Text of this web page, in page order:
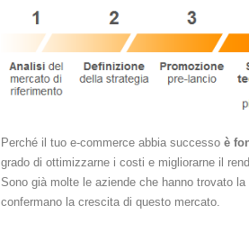
Perché il tuo e-commerce abbia successo è
grado di ottimizzarne i costi e migliorarne il
Sono già molte le aziende che hanno trovato la
confermano la crescita di questo mercato.